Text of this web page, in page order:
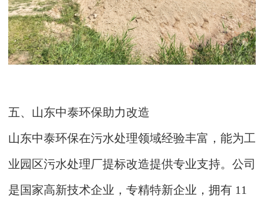
五、山东中泰环保助力改造
山东中泰环保在污水处理领域经验丰富，能为工
业园区污水处理厂提标改造提供专业支持。公司
是国家高新技术企业，专精特新企业，拥有 11